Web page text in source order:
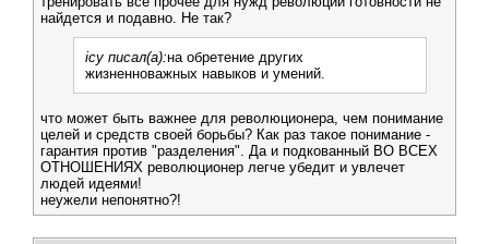
найдется и подавно. Не так?
icy писал(а):на обретение других
жизненноважных навыков и умений.
что может быть важнее для революционера, чем понимание
целей и средств своей борьбы? Как раз такое понимание -
гарантия против "разделения". Да и подкованный ВО ВСЕХ
ОТНОШЕНИЯХ революционер легче убедит и увлечет
людей идеями!
неужели непонятно?!